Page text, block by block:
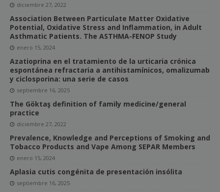
diciembre 27, 2022
Association Between Particulate Matter Oxidative
Potential, Oxidative Stress and Inflammation, in Adult
Asthmatic Patients. The ASTHMA-FENOP Study
enero 15, 2024
Azatioprina en el tratamiento de la urticaria crónica
espontánea refractaria a antihistamínicos, omalizumab
y ciclosporina: una serie de casos
septiembre 16, 2025
The Göktaş definition of family medicine/general
practice
diciembre 27, 2022
Prevalence, Knowledge and Perceptions of Smoking and
Tobacco Products and Vape Among SEPAR Members
enero 15, 2024
Aplasia cutis congénita de presentación insólita
septiembre 16, 2025